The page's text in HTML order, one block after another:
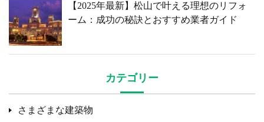
【2025年最新】松山で叶える理想のリフォ
ーム：成功の秘訣とおすすめ業者ガイド
カテゴリー
さまざまな建築物